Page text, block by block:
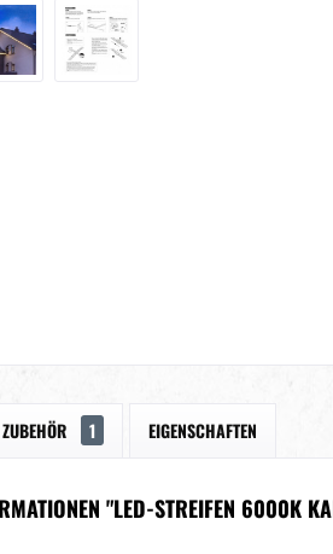
ZUBEHÖR 1 EIGENSCHAFTEN
"LED-STREIFEN 6000K